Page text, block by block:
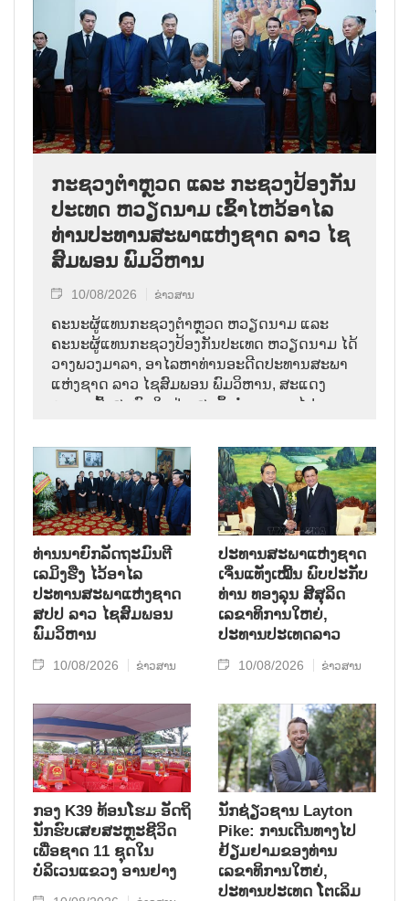
ກະຊວງຕຳຫຼວດ ແລະ ກະຊວງປ້ອງກັນ
ປະເທດ ຫວຽດນາມ ເຂົ້າໄຫວ້ອາໄລ
ທ່ານປະທານສະພາແຫ່ງຊາດ ລາວ ໄຊ
ສົມພອນ ພົມວິຫານ
10/08/2026 ຂ່າວສານ
ຄະນະຜູ້ແທນກະຊວງຕຳຫຼວດ ຫວຽດນາມ ແລະ
ຄະນະຜູ້ແທນກະຊວງປ້ອງກັນປະເທດ ຫວຽດນາມ ໄດ້
ວາງພວງມາລາ, ອາໄລຫາທ່ານອະດີດປະທານສະພາ
ແຫ່ງຊາດ ລາວ ໄຊສົມພອນ ພົມວິຫານ, ສະແດງ
ຄວາມເສົ້າສະຫຼົດໃຈຢ່າງສຸດຊຶ້ງຕໍ່ການຈາກໄປຂອງ
ສະພາແຫ່ງຊາດ ແລະ ປະຊາຊົນ ລາວ ບັນດາເຜົ່າ.
ທ່ານນາຍົກລັດຖະມົນຕີ
ເລມິງຮືງ ໄວ້ອາໄລ
ປະທານສະພາແຫ່ງຊາດ
ສປປ ລາວ ໄຊສົມພອນ
ພົມວິຫານ
10/08/2026 ຂ່າວສານ
ປະທານສະພາແຫ່ງຊາດ
ເຈິ່ນແທັງເໝີ້ນ ພົບປະກັບ
ທ່ານ ທອງລຸນ ສີສຸລິດ
ເລຂາທິການໃຫຍ່,
ປະທານປະເທດລາວ
10/08/2026 ຂ່າວສານ
ກອງ K39 ທ້ອນໂຮມ ອັດຖິ
ນັກຮົບເສຍສະຫຼະຊີວິດ
ເພື່ອຊາດ 11 ຊຸດໃນ
ບໍລິເວນແຂວງ ອານຢາງ
ນັກຊ່ຽວຊານ Layton
Pike: ການເດີນທາງໄປ
ຢ້ຽມຢາມຂອງທ່ານ
ເລຂາທິການໃຫຍ່,
ປະທານປະເທດ ໂຕເລິມ